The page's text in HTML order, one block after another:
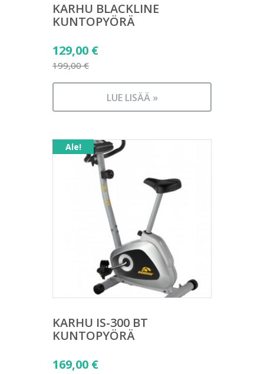
KARHU BLACKLINE
KUNTOPYÖRÄ
199,00€
Alkuperäinen
hinta
oli:
129,00 €
Nykyinen
on:
LUE LISÄÄ »
Ale!
KARHU IS-300 BT
KUNTOPYÖRÄ
Alkuperäinen
169,00 €